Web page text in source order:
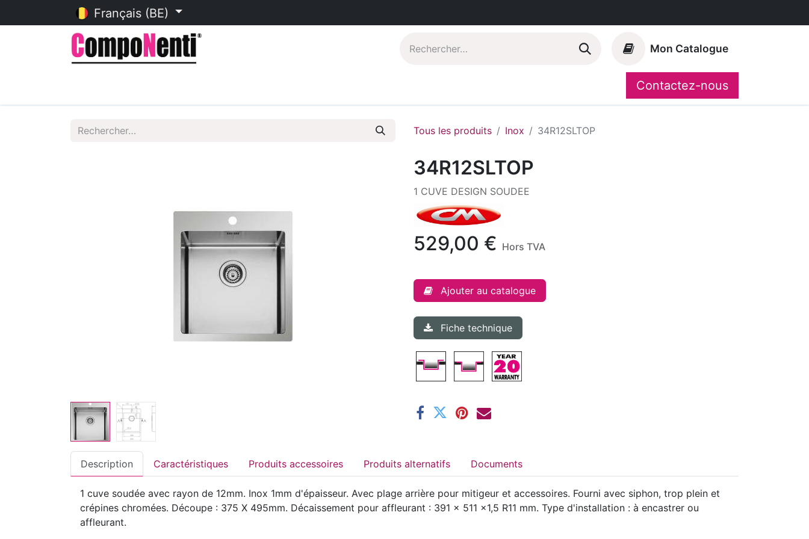
Français (BE)
Mon Catalogue
CompoShop
Contactez-nous
Tous les produits Inox 34R12SLTOP
34R12SLTOP
1 CUVE DESIGN SOUDEE
529,00 € Hors TVA
Ajouter au catalogue
Fiche technique
Description Caractéristiques Produits accessoires Produits alternatifs Documents
1 cuve soudée avec rayon de 12mm. Inox 1mm d'épaisseur. Avec plage arrière pour mitigeur et accessoires. Fourni avec siphon, trop plein et
crépines chromées. Découpe : 375 X 495mm. Décaissement pour affleurant : 391 x 511 x1,5 R11 mm. Type d'installation : à encastrer ou
affleurant.